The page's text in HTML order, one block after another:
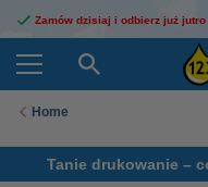
Zamów dzisiaj i odbierz już jutro
Home